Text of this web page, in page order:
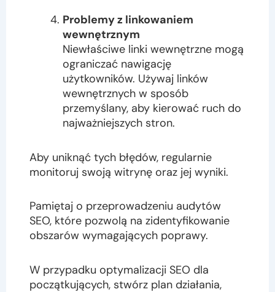
Problemy z linkowaniem
wewnętrznym
Niewłaściwe linki wewnętrzne mogą
ograniczać nawigację
użytkowników. Używaj linków
wewnętrznych w sposób
przemyślany, aby kierować ruch do
najważniejszych stron.
Aby uniknąć tych błędów, regularnie
monitoruj swoją witrynę oraz jej wyniki.
Pamiętaj o przeprowadzeniu audytów
SEO, które pozwolą na zidentyfikowanie
obszarów wymagających poprawy.
W przypadku optymalizacji SEO dla
początkujących, stwórz plan działania,